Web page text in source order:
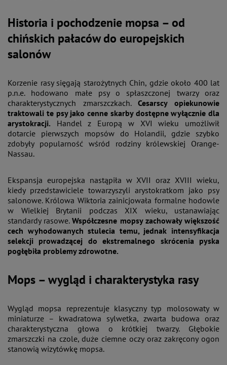
Historia i pochodzenie mopsa – od
chińskich pałaców do europejskich
salonów
Korzenie rasy sięgają starożytnych Chin, gdzie około 400 lat
p.n.e. hodowano małe psy o spłaszczonej twarzy oraz
charakterystycznych zmarszczkach.Cesarscy opiekunowie
traktowali te psy jako cenne skarby dostępne wyłącznie dla
arystokracji. Handel z Europą w XVI wieku umożliwił
dotarcie pierwszych mopsów do Holandii, gdzie szybko
zdobyły popularność wśród rodziny królewskiej Orange-
Nassau.
Ekspansja europejska nastąpiła w XVII oraz XVIII wieku,
kiedy przedstawiciele towarzyszyli arystokratkom jako psy
salonowe. Królowa Wiktoria zainicjowała formalne hodowle
w Wielkiej Brytanii podczas XIX wieku, ustanawiając
standardy rasowe.Współczesne mopsy zachowały większość
cech wyhodowanych stulecia temu, jednak intensyfikacja
selekcji prowadzącej do ekstremalnego skrócenia pyska
pogłębiła problemy zdrowotne.
Mops – wygląd i charakterystyka rasy
Wygląd mopsa reprezentuje klasyczny typ molosowaty w
miniaturze – kwadratowa sylwetka, zwarta budowa oraz
charakterystyczna głowa o krótkiej twarzy. Głębokie
zmarszczki na czole, duże ciemne oczy oraz zakręcony ogon
stanowią wizytówkę mopsa.